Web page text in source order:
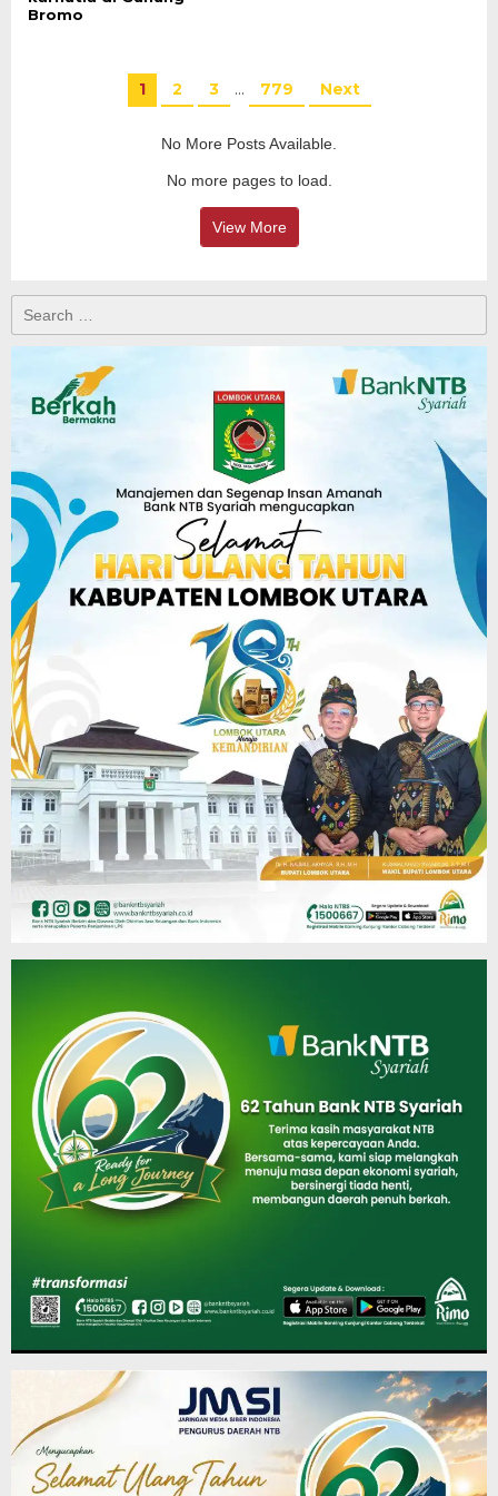
Bromo
1 2 3 … 779 Next
No More Posts Available.
No more pages to load.
View More
for: